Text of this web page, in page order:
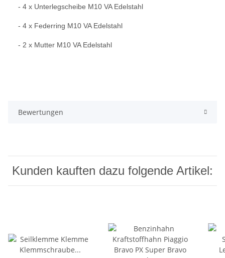
- 4 x Unterlegscheibe M10 VA Edelstahl
- 4 x Federring M10 VA Edelstahl
- 2 x Mutter M10 VA Edelstahl
Bewertungen
Kunden kauften dazu folgende Artikel: